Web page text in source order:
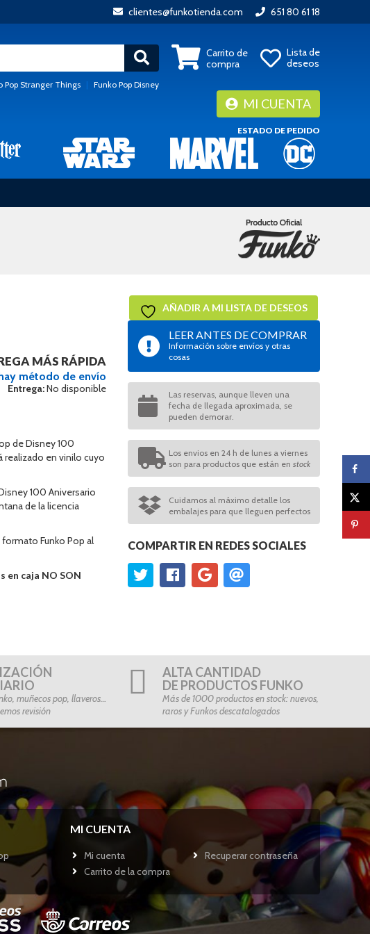
clientes@funkotienda.com 651 80 61 18
Pop Stranger Things | Funko Pop Disney
Carrito de
compra
Lista de
deseos
MI CUENTA
ESTADO DE PEDIDO
MÁS RÁPIDA
método de envío
Entrega:No disponible
de Disney 100
realizado en vinilo cuyo
100 Aniversario
de la licencia
Funko Pop al
en caja NO SON
AÑADIR A MI LISTA DE DESEOS
LEER ANTES DE COMPRAR
Información sobre envíos y otras
cosas
Las reservas, aunque lleven una
fecha de llegada aproximada, se
pueden demorar.
Los envios en 24 h de lunes a viernes
son para productos que están en stock
Cuidamos al máximo detalle los
embalajes para que lleguen perfectos
COMPARTIR EN REDES SOCIALES
muñecos pop, llaveros…
revisión
ALTA CANTIDAD
DE PRODUCTOS FUNKO
Más de 1000 productos en stock: nuevos,
raros y Funkos descatalogados
MI CUENTA
Mi cuenta
Recuperar contraseña
Carrito de la compra